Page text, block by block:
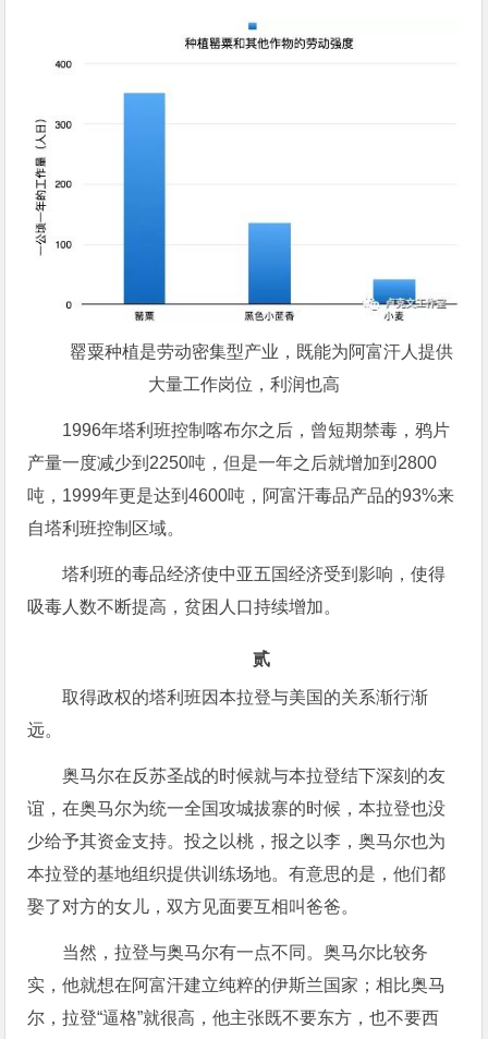
罂粟种植是劳动密集型产业，既能为阿富汗人提供
大量工作岗位，利润也高
1996年塔利班控制喀布尔之后，曾短期禁毒，鸦片
产量一度减少到2250吨，但是一年之后就增加到2800
吨，1999年更是达到4600吨，阿富汗毒品产品的93%来
自塔利班控制区域。
塔利班的毒品经济使中亚五国经济受到影响，使得
吸毒人数不断提高，贫困人口持续增加。
贰
取得政权的塔利班因本拉登与美国的关系渐行渐
远。
奥马尔在反苏圣战的时候就与本拉登结下深刻的友
谊，在奥马尔为统一全国攻城拔寨的时候，本拉登也没
少给予其资金支持。投之以桃，报之以李，奥马尔也为
本拉登的基地组织提供训练场地。有意思的是，他们都
娶了对方的女儿，双方见面要互相叫爸爸。
当然，拉登与奥马尔有一点不同。奥马尔比较务
实，他就想在阿富汗建立纯粹的伊斯兰国家；相比奥马
尔，拉登“逼格”就很高，他主张既不要东方，也不要西